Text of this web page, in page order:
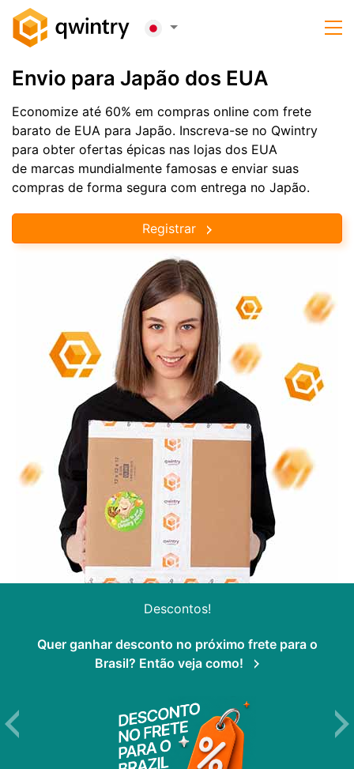
Envio para Japão dos EUA
Economize até 60% em compras online com frete
barato de EUA para Japão. Inscreva-se no Qwintry
para obter ofertas épicas nas lojas dos EUA
de marcas mundialmente famosas e enviar suas
compras de forma segura com entrega no Japão.
Registrar
Descontos!
Quer ganhar desconto no próximo frete para o
Brasil? Então veja como!